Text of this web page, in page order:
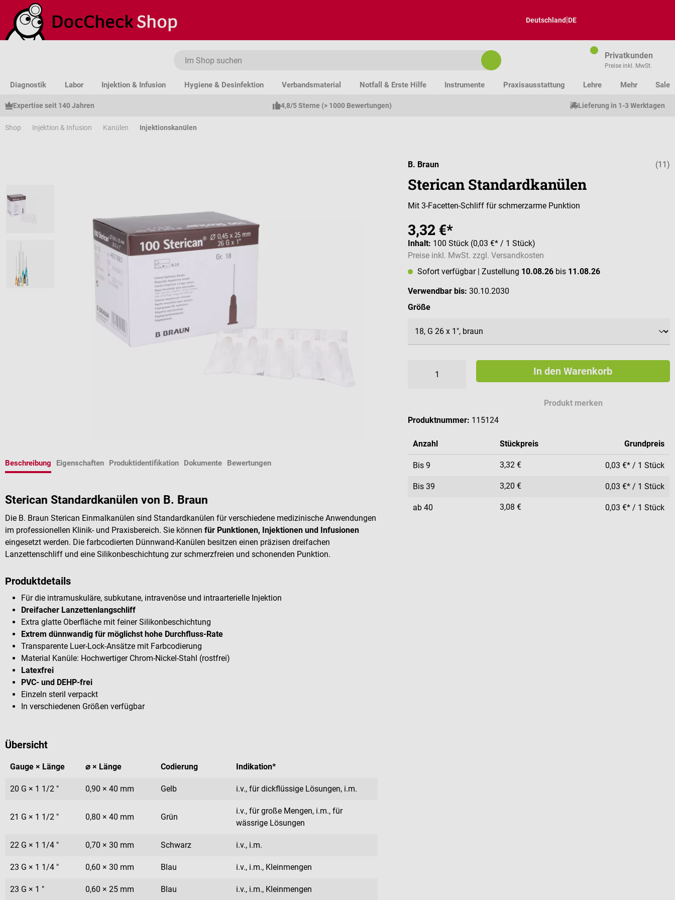
Hauptinhalt springen
Zur Suche springen
Zur Hauptnavigation springen
Deutschland|DE
Privatkunden
Preise inkl. MwSt.
Diagnostik Labor Injektion & Infusion Hygiene & Desinfektion Verbandsmaterial Notfall & Erste Hilfe Instrumente Praxisausstattung Lehre Mehr Sale
Expertise seit 140 Jahren 4,8/5 Sterne (> 1000 Bewertungen) Lieferung in 1-3 Werktagen
Shop Injektion & Infusion Kanülen Injektionskanülen
(11)
B. Braun
Sterican Standardkanülen
Mit 3-Facetten-Schliff für schmerzarme Punktion
3,32 €*
Inhalt: 100 Stück (0,03 €* / 1 Stück)
Preise inkl. MwSt. zzgl. Versandkosten
Sofort verfügbar | Zustellung 10.08.26 bis 11.08.26
Verwendbar bis: 30.10.2030
Größeauswählen
In den Warenkorb
Produkt merken
Produktnummer: 115124
Anzahl Stückpreis Grundpreis
Bis9 3,32 € 0,03 €* / 1 Stück
Bis39 3,20 € 0,03 €* / 1 Stück
ab40 3,08 € 0,03 €* / 1 Stück
Beschreibung Eigenschaften Produktidentifikation Dokumente Bewertungen
Sterican Standardkanülen von B. Braun
Die B. Braun Sterican Einmalkanülen sind Standardkanülen für verschiedene medizinische Anwendungen
im professionellen Klinik- und Praxisbereich. Sie können für Punktionen, Injektionen und Infusionen
eingesetzt werden. Die farbcodierten Dünnwand-Kanülen besitzen einen präzisen dreifachen
Lanzettenschliff und eine Silikonbeschichtung zur schmerzfreien und schonenden Punktion.
Produktdetails
Für die intramuskuläre, subkutane, intravenöse und intraarterielle Injektion
Dreifacher Lanzettenlangschliff
Extra glatte Oberfläche mit feiner Silikonbeschichtung
Extrem dünnwandig für möglichst hohe Durchfluss-Rate
Transparente Luer-Lock-Ansätze mit Farbcodierung
Material Kanüle: Hochwertiger Chrom-Nickel-Stahl (rostfrei)
Latexfrei
PVC- und DEHP-frei
Einzeln steril verpackt
In verschiedenen Größen verfügbar
Übersicht
Gauge × Länge ⌀ × Länge Codierung Indikation*
20 G × 1 1/2 " 0,90 × 40 mm Gelb i.v., für dickflüssige Lösungen, i.m.
21 G × 1 1/2 " 0,80 × 40 mm Grün
i.v., für große Mengen, i.m., für
wässrige Lösungen
22 G × 1 1/4 " 0,70 × 30 mm Schwarz i.v., i.m.
23 G × 1 1/4 " 0,60 × 30 mm Blau i.v., i.m., Kleinmengen
23 G × 1 " 0,60 × 25 mm Blau i.v., i.m., Kleinmengen